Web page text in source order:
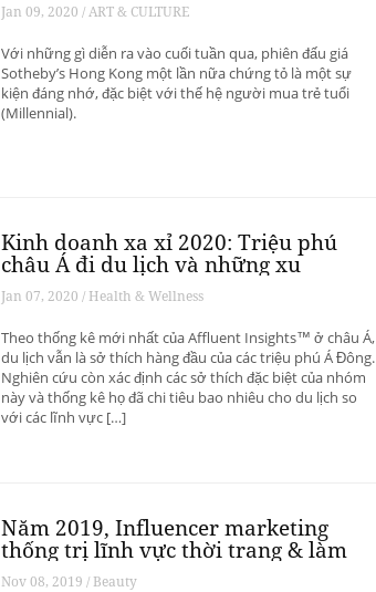
Jan 09, 2020 / ART & CULTURE
Với những gì diễn ra vào cuối tuần qua, phiên đấu giá
Sotheby’s Hong Kong một lần nữa chứng tỏ là một sự
kiện đáng nhớ, đặc biệt với thế hệ người mua trẻ tuổi
(Millennial).
Kinh doanh xa xỉ 2020: Triệu phú
châu Á đi du lịch và những xu
hướng có thể thay đổi ngành du
lịch thượng lưu
Jan 07, 2020 / Health & Wellness
Theo thống kê mới nhất của Affluent Insights™ ở châu Á,
du lịch vẫn là sở thích hàng đầu của các triệu phú Á Đông.
Nghiên cứu còn xác định các sở thích đặc biệt của nhóm
này và thống kê họ đã chi tiêu bao nhiêu cho du lịch so
với các lĩnh vực […]
Năm 2019, Influencer marketing
thống trị lĩnh vực thời trang & làm
đẹp
Nov 08, 2019 / Beauty